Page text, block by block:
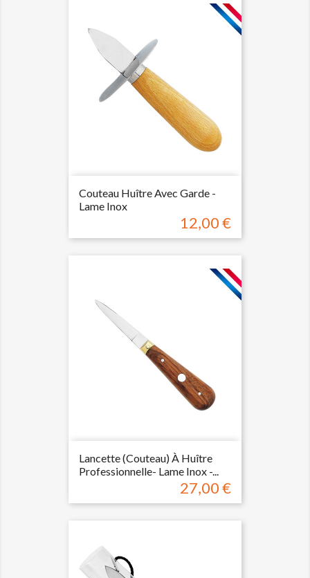
Couteau Huître Avec Garde -
Lame Inox
Prix
12,00 €
Lancette (couteau) À Huître
Professionnelle- Lame Inox -...
Prix
27,00 €